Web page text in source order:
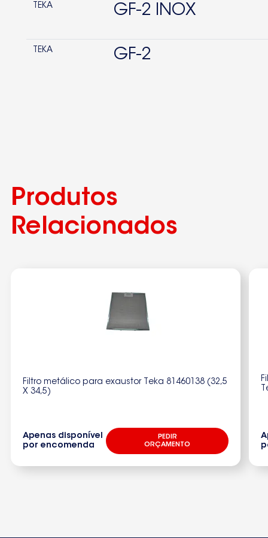
TEKA GF-2 INOX
TEKA GF-2
Produtos
Relacionados
Filtro metálico para exaustor Teka 81460138 (32,5
X 34,5)
Apenas disponível
por encomenda
PEDIR
ORÇAMENTO